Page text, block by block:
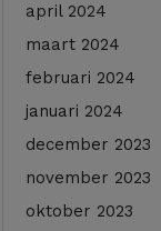
april 2024
maart 2024
februari 2024
januari 2024
december 2023
november 2023
oktober 2023